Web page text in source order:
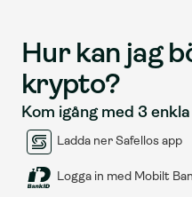
Hur kan jag
krypto?
Kom igång med 3
Ladda ner Safellos app
Logga in med Mobilt